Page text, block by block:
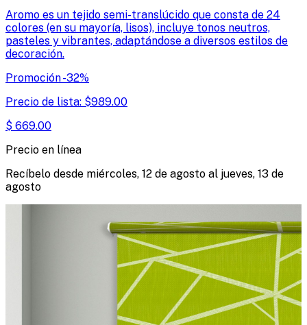
Aromo es un tejido semi-translúcido que consta de 24
colores (en su mayoría, lisos), incluye tonos neutros,
pasteles y vibrantes, adaptándose a diversos estilos de
decoración.
Promoción-32%
Precio de lista: $989.00
$ 669.00
Precio en línea
Recíbelo desde miércoles, 12 de agosto al jueves, 13 de
agosto